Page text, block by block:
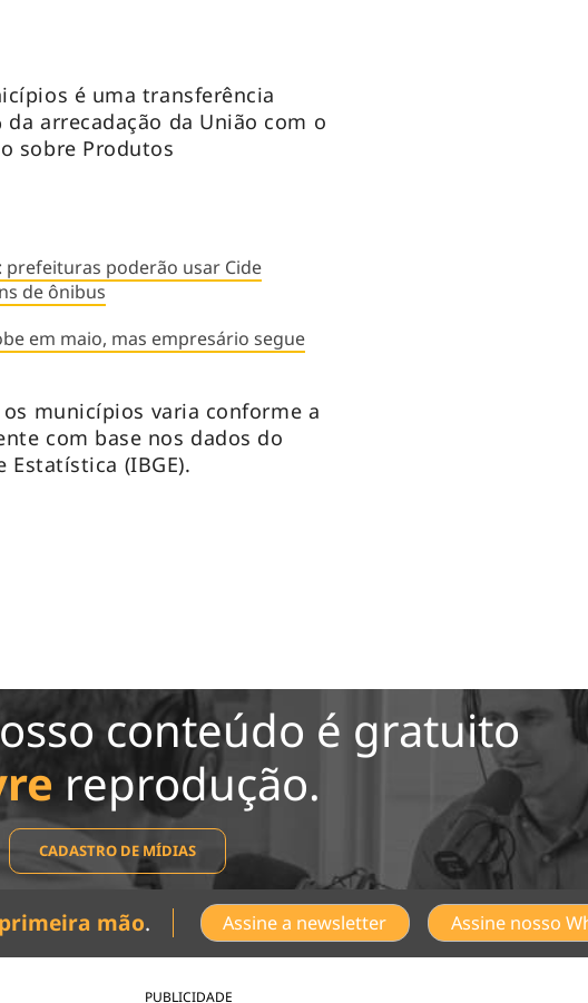
é uma transferência
arrecadação da União com o
sobre Produtos
poderão usar Cide
de ônibus
em maio, mas empresário segue
municípios varia conforme a
com base nos dados do
(IBGE).
conteúdo é gratuito
reprodução.
CADASTRO DE MÍDIAS
primeira mão. Assine a newsletter Assine nosso
PUBLICIDADE